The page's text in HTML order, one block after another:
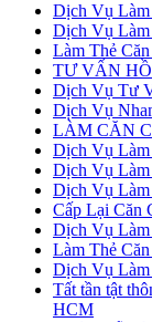
Dịch Vụ Làm
Dịch Vụ
Làm Thẻ
TƯ VẤN
Dịch Vụ Tư
Dịch Vụ
LÀM CĂN
Dịch Vụ
Dịch Vụ
Dịch Vụ
Cấp Lại Căn
Dịch Vụ
Làm Thẻ
Dịch Vụ
Tất tần tật
HCM